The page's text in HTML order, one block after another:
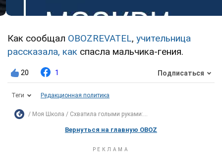
Как сообщал OBOZREVATEL, учительница
рассказала, как спасла мальчика-гения.
20 1 Подписаться
Теги Редакционная политика
Моя Школа Схватила голыми руками:...
Вернуться на главную OBOZ